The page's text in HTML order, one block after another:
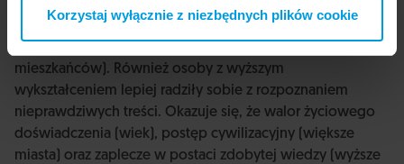
Korzystaj wyłącznie z niezbędnych plików cookie
odporne na fałszywe przekazy są m.in. osoby starsze (55
mieszkańców). Również osoby z wyższym
wykształceniem lepiej radziły sobie z rozpoznaniem
nieprawdziwych treści. Okazuje się, że walor życiowego
doświadczenia (wiek), postęp cywilizacyjny (większe
miasta) oraz zaplecze w postaci zdobytej wiedzy (wyższe